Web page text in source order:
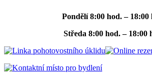
Pondělí 8:00 hod. – 18:00
Středa 8:00 hod. – 18:00